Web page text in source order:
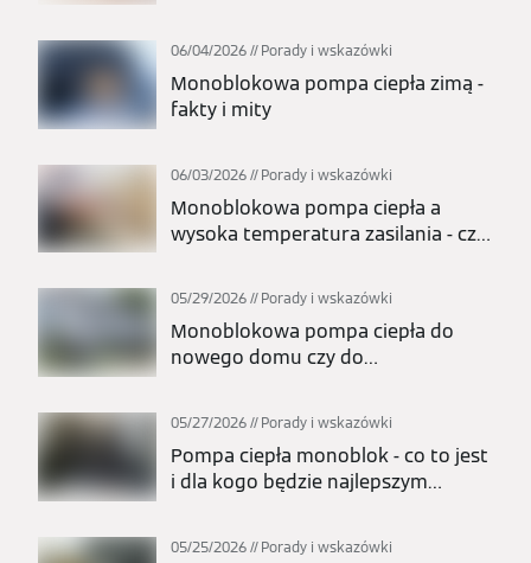
06/04/2026 Porady i wskazówki
Monoblokowa pompa ciepła zimą -
fakty i mity
06/03/2026 Porady i wskazówki
Monoblokowa pompa ciepła a
wysoka temperatura zasilania - czy
05/29/2026 Porady i wskazówki
Monoblokowa pompa ciepła do
nowego domu czy do
05/27/2026 Porady i wskazówki
Pompa ciepła monoblok - co to jest
i dla kogo będzie najlepszym
05/25/2026 Porady i wskazówki